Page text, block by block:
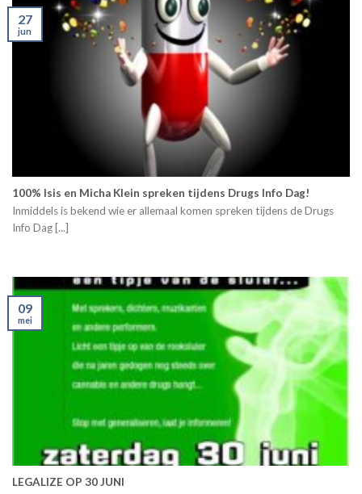
100% Isis en Micha Klein spreken tijdens Drugs Info Dag!
Inmiddels is bekend wie er allemaal komen spreken tijdens de Drugs
Info Dag [...]
27
jun
LEGALIZE OP 30 JUNI
09
mei